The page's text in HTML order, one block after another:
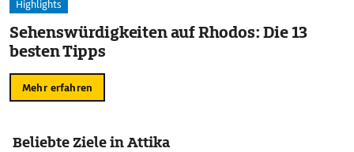
Highlights
Sehenswürdigkeiten auf Rhodos: Die 13
besten Tipps
Mehr erfahren
Beliebte Ziele in Attika